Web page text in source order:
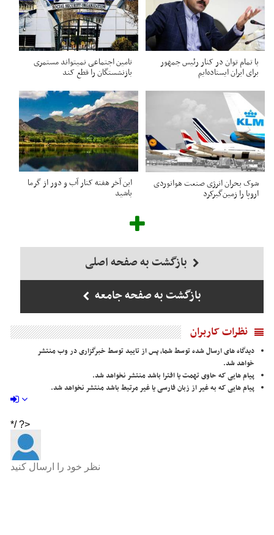
با تمام توان در کنار رئیس جمهور
برای ایران ایستاده‌ایم
تامین اجتماعی نمیتواند مستمری
بازنشستگان را قطع کند
شوک بحران انرژی صنعت هوانوردی
اروپا را زمین‌گیر‌کرد
این آخر هفته کنار آب و دور از گرما
باشید
بازگشت به صفحه اصلی
بازگشت به صفحه جامعه
نظرات کاربران
دیدگاه های ارسال شده توسط شما، پس از تایید توسط خبرگزاری در وب منتشر
خواهد شد.
پیام هایی که حاوی تهمت یا افترا باشد منتشر نخواهد شد.
پیام هایی که به غیر از زبان فارسی یا غیر مرتبط باشد منتشر نخواهد شد.